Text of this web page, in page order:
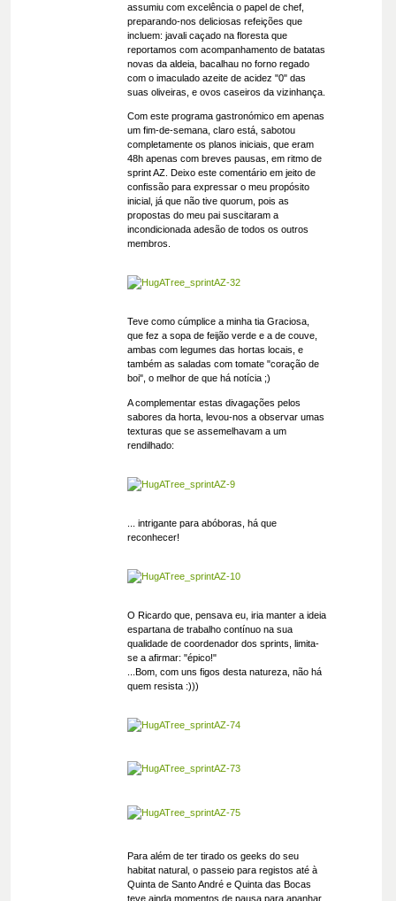
assumiu com excelência o papel de chef,
preparando-nos deliciosas refeições que
incluem: javali caçado na floresta que
reportamos com acompanhamento de batatas
novas da aldeia, bacalhau no forno regado
com o imaculado azeite de acidez "0" das
suas oliveiras, e ovos caseiros da vizinhança.
Com este programa gastronómico em apenas
um fim-de-semana, claro está, sabotou
completamente os planos iniciais, que eram
48h apenas com breves pausas, em ritmo de
sprint AZ. Deixo este comentário em jeito de
confissão para expressar o meu propósito
inicial, já que não tive quorum, pois as
propostas do meu pai suscitaram a
incondicionada adesão de todos os outros
membros.
Teve como cúmplice a minha tia Graciosa,
que fez a sopa de feijão verde e a de couve,
ambas com legumes das hortas locais, e
também as saladas com tomate "coração de
boi", o melhor de que há notícia ;)
A complementar estas divagações pelos
sabores da horta, levou-nos a observar umas
texturas que se assemelhavam a um
rendilhado:
... intrigante para abóboras, há que
reconhecer!
O Ricardo que, pensava eu, iria manter a ideia
espartana de trabalho contínuo na sua
qualidade de coordenador dos sprints, limita-
se a afirmar: "épico!"
...Bom, com uns figos desta natureza, não há
quem resista :)))
Para além de ter tirado os geeks do seu
habitat natural, o passeio para registos até à
Quinta de Santo André e Quinta das Bocas
teve ainda momentos de pausa para apanhar